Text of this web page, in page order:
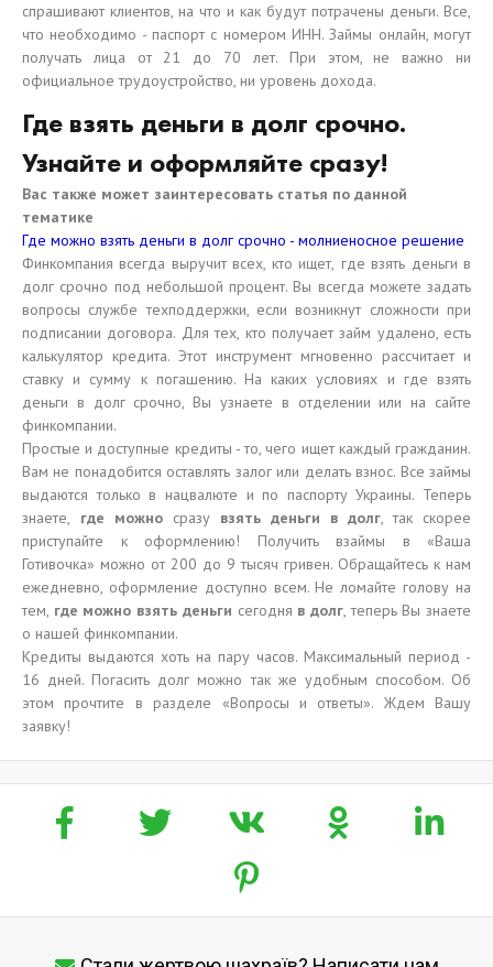
спрашивают клиентов, на что и как будут потрачены деньги. Все,
что необходимо - паспорт с номером ИНН. Займы онлайн, могут
получать лица от 21 до 70 лет. При этом, не важно ни
официальное трудоустройство, ни уровень дохода.
Где взять деньги в долг срочно.
Узнайте и оформляйте сразу!
Вас также может заинтересовать статья по данной
тематике
Где можно взять деньги в долг срочно - молниеносное решение
Финкомпания всегда выручит всех, кто ищет, где взять деньги в
долг срочно под небольшой процент. Вы всегда можете задать
вопросы службе техподдержки, если возникнут сложности при
подписании договора. Для тех, кто получает займ удалено, есть
калькулятор кредита. Этот инструмент мгновенно рассчитает и
ставку и сумму к погашению. На каких условиях и где взять
деньги в долг срочно, Вы узнаете в отделении или на сайте
финкомпании.
Простые и доступные кредиты - то, чего ищет каждый гражданин.
Вам не понадобится оставлять залог или делать взнос. Все займы
выдаются только в нацвалюте и по паспорту Украины. Теперь
знаете, где можно сразу взять деньги в долг, так скорее
приступайте к оформлению! Получить взаймы в «Ваша
Готивочка» можно от 200 до 9 тысяч гривен. Обращайтесь к нам
ежедневно, оформление доступно всем. Не ломайте голову на
тем, где можно взять деньги сегодня в долг, теперь Вы знаете
о нашей финкомпании.
Кредиты выдаются хоть на пару часов. Максимальный период -
16 дней. Погасить долг можно так же удобным способом. Об
этом прочтите в разделе «Вопросы и ответы». Ждем Вашу
заявку!